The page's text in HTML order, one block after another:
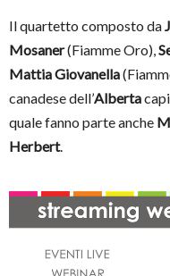
Il quartetto composto da
Mosaner(Fiamme Oro),
Mattia Giovanella
canadese dell’Alberta
quale fanno parte anche
Herbert.